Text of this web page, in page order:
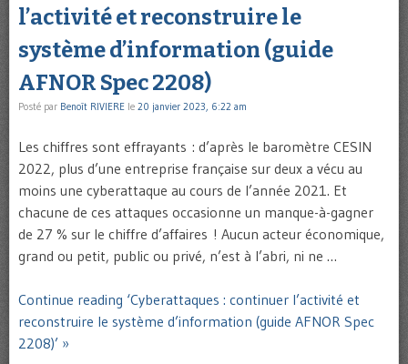
l’activité et reconstruire le
système d’information (guide
AFNOR Spec 2208)
Posté par Benoît RIVIERE le 20 janvier 2023, 6:22 am
Les chiffres sont effrayants : d’après le baromètre CESIN
2022, plus d’une entreprise française sur deux a vécu au
moins une cyberattaque au cours de l’année 2021. Et
chacune de ces attaques occasionne un manque-à-gagner
de 27 % sur le chiffre d’affaires ! Aucun acteur économique,
grand ou petit, public ou privé, n’est à l’abri, ni ne …
Continue reading ‘Cyberattaques : continuer l’activité et
reconstruire le système d’information (guide AFNOR Spec
2208)’ »